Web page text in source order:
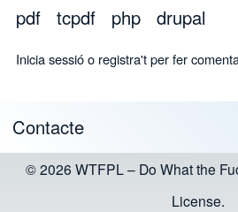
pdf
tcpdf php drupal
Inicia sessióo registra'tper fer
Footer menu
Contacte
© 2026 WTFPL – Do What the
License.